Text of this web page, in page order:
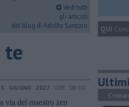
Vedi tutti
gli articoli
del blog di Adolfo Santoro
te
GIUGNO 2022 ORE 08:00
via del maestro zen
QUI